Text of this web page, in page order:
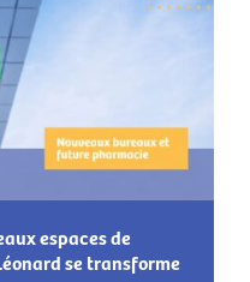
espaces de
se transforme